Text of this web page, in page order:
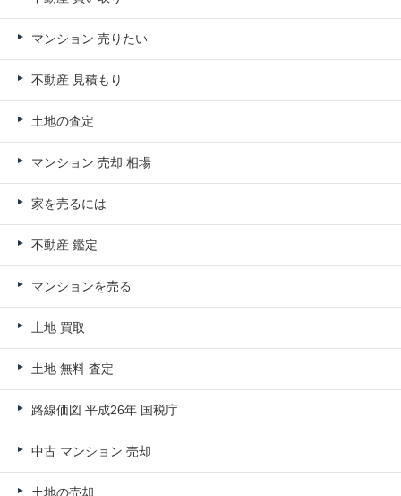
マンション 売りたい
不動産 見積もり
土地の査定
マンション 売却 相場
家を売るには
不動産 鑑定
マンションを売る
土地 買取
土地 無料 査定
路線価図 平成26年 国税庁
中古 マンション 売却
土地の売却